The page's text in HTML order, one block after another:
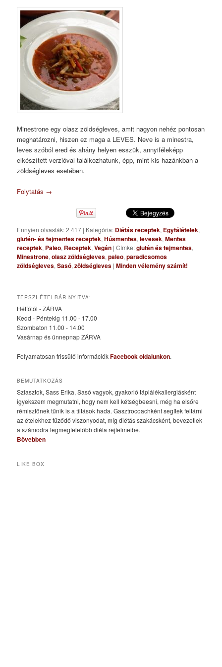
Minestrone egy olasz zöldségleves, amit nagyon nehéz pontosan
meghatározni, hiszen ez maga a LEVES. Neve is a minestra,
leves szóból ered és ahány helyen esszük, annyiféleképp
elkészített verzióval találkozhatunk, épp, mint kis hazánkban a
zöldségleves esetében.
Folytatás →
Ennyien olvasták: 2 417 | Kategória: Diétás receptek, Egytálételek,
glutén- és tejmentes receptek,Húsmentes,levesek,Mentes
receptek, Paleo, Receptek,Vegán |Címke:glutén és tejmentes,
Minestrone,olasz zöldségleves,paleo,paradicsomos
zöldségleves,Sasó,zöldségleves |Minden vélemény számít!
TEPSZI ÉTELBÁR NYITVA:
Hétfőtől - ZÁRVA
Kedd - Péntekig 11.00 - 17.00
Szombaton 11.00 - 14.00
Vasárnap és ünnepnap ZÁRVA
Folyamatosan frissülő információkFacebook oldalunkon.
BEMUTATKOZÁS
Sziasztok, Sass Erika, Sasó vagyok, gyakorló táplálékallergiásként
igyekszem megmutatni, hogy nem kell kétségbeesni, még ha elsőre
rémisztőnek tűnik is a tiltások hada. Gasztrocoachként segítek feltárni
az ételekhez fűződő viszonyodat, míg diétás szakácsként, bevezetlek
a számodra legmegfelelőbb diéta rejtelmeibe.
Bővebben
LIKE BOX